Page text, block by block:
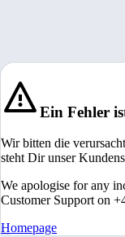
Ein Fehler
Wir bitten die
steht Dir unser
We apologise for any
Customer Support on
Homepage